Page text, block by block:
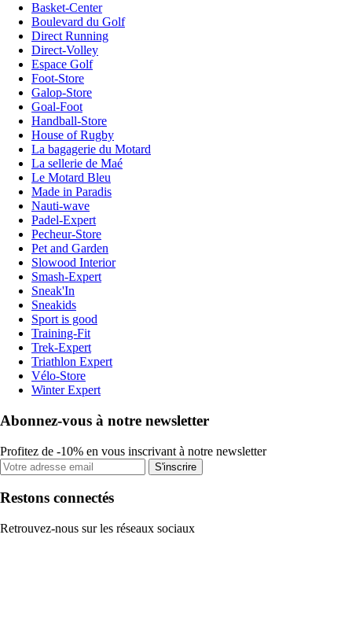
Basket-Center
Boulevard du Golf
Direct Running
Direct-Volley
Espace Golf
Foot-Store
Galop-Store
Goal-Foot
Handball-Store
House of Rugby
La bagagerie du Motard
La sellerie de Maé
Le Motard Bleu
Made in Paradis
Nauti-wave
Padel-Expert
Pecheur-Store
Pet and Garden
Slowood Interior
Smash-Expert
Sneak'In
Sneakids
Sport is good
Training-Fit
Trek-Expert
Triathlon Expert
Vélo-Store
Winter Expert
Abonnez-vous à notre newsletter
Profitez de -10% en vous inscrivant à notre newsletter
S'inscrire
Restons connectés
Retrouvez-nous sur les réseaux sociaux